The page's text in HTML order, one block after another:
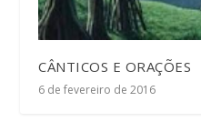
CÂNTICOS E ORAÇÕES
6 de fevereiro de 2016